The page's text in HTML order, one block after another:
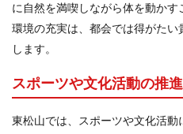
に自然を満喫しながら体を動か
環境の充実は、都会では得がた
します。
スポーツや文化活動の推進
東松山では、スポーツや文化活